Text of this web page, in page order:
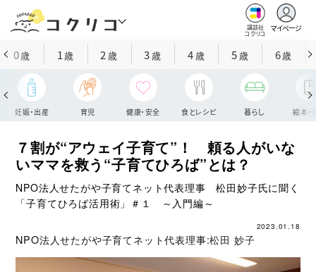
講談社
コクリコ
マイページ
0歳 1歳 2 歳 3歳 4歳 5歳 6歳
妊娠・出産 育児 健康・安全 食とレシピ 暮らし 絵本・
７割が“アウェイ子育て”！ 頼る人がいな
いママを救う“子育てひろば”とは？
NPO法人せたがや子育てネット代表理事 松田妙子氏に聞く
「子育てひろば活用術」＃１ ～入門編～
2023.01.18
NPO法人せたがや子育てネット代表理事:松田 妙子